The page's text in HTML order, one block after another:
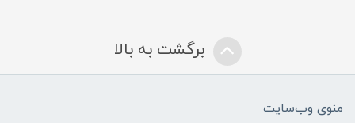
برگشت به بالا
منوی وب‌سایت